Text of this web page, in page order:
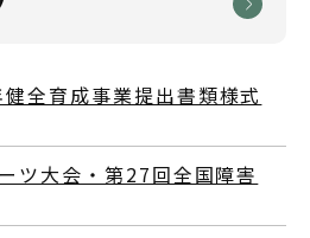
全育成事業提出書類様式
ツ大会・第27回全国障害